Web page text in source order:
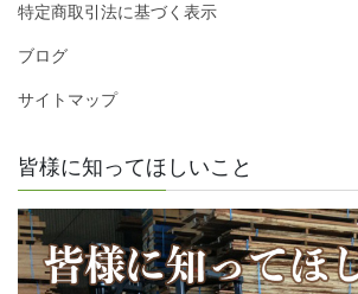
特定商取引法に基づく表示
ブログ
サイトマップ
皆様に知ってほしいこと